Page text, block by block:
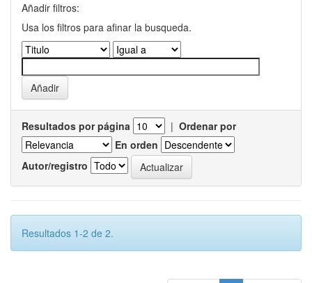
Añadir filtros:
Usa los filtros para afinar la busqueda.
Resultados por página | Ordenar por
En orden
Autor/registro
Resultados 1-2 de 2.